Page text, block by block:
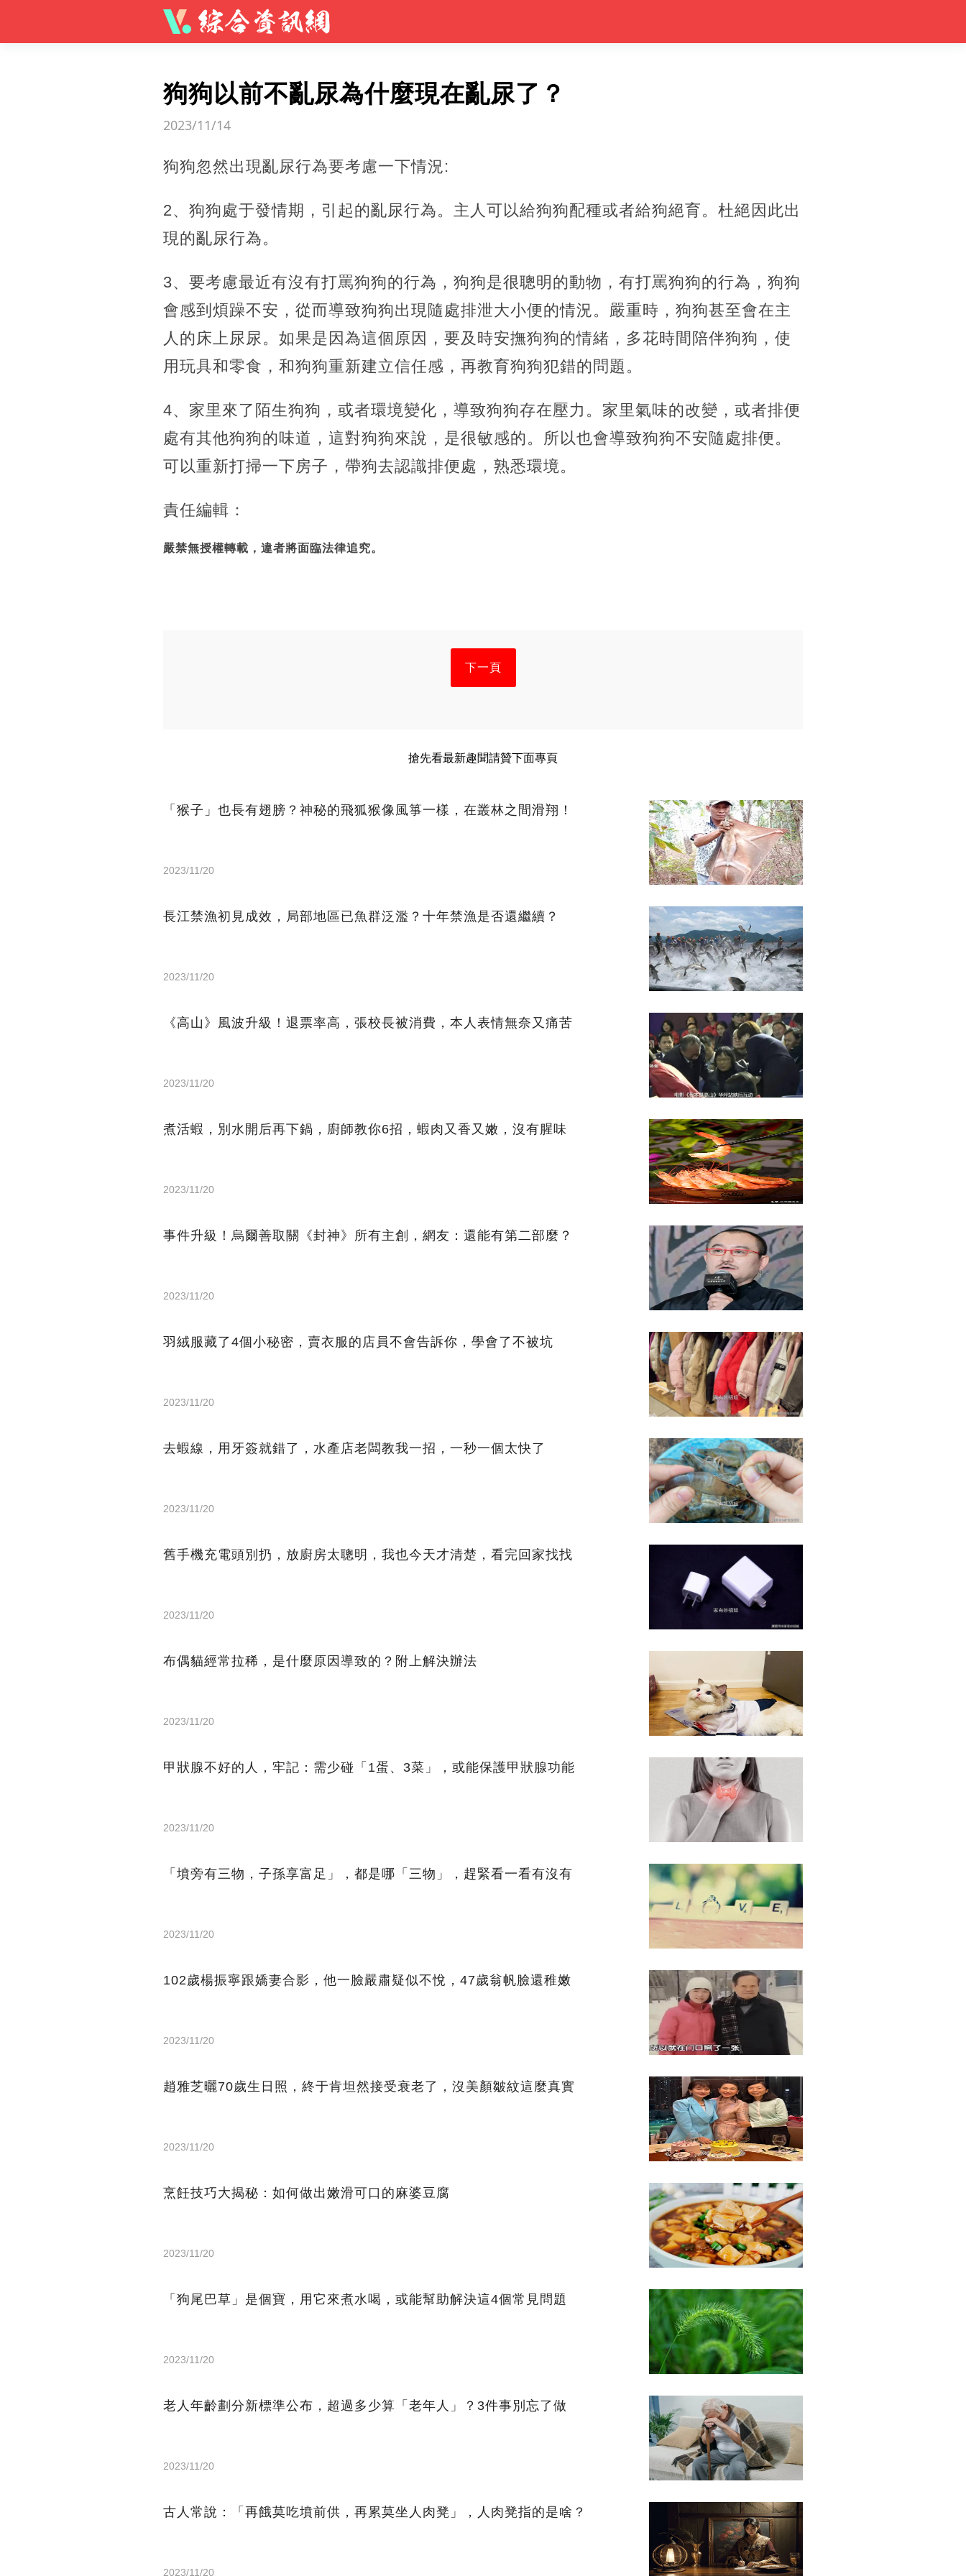
狗狗以前不亂尿為什麼現在亂尿了？
2023/11/14
狗狗忽然出現亂尿行為要考慮一下情況:
2、狗狗處于發情期，引起的亂尿行為。主人可以給狗狗配種或者給狗絕育。杜絕因此出
現的亂尿行為。
3、要考慮最近有沒有打罵狗狗的行為，狗狗是很聰明的動物，有打罵狗狗的行為，狗狗
會感到煩躁不安，從而導致狗狗出現隨處排泄大小便的情況。嚴重時，狗狗甚至會在主
人的床上尿尿。如果是因為這個原因，要及時安撫狗狗的情緒，多花時間陪伴狗狗，使
用玩具和零食，和狗狗重新建立信任感，再教育狗狗犯錯的問題。
4、家里來了陌生狗狗，或者環境變化，導致狗狗存在壓力。家里氣味的改變，或者排便
處有其他狗狗的味道，這對狗狗來說，是很敏感的。所以也會導致狗狗不安隨處排便。
可以重新打掃一下房子，帶狗去認識排便處，熟悉環境。
責任編輯：
嚴禁無授權轉載，違者將面臨法律追究。
下一頁
搶先看最新趣聞請贊下面專頁
「猴子」也長有翅膀？神秘的飛狐猴像風箏一樣，在叢林之間滑翔！
2023/11/20
長江禁漁初見成效，局部地區已魚群泛濫？十年禁漁是否還繼續？
2023/11/20
《高山》風波升級！退票率高，張校長被消費，本人表情無奈又痛苦
2023/11/20
煮活蝦，別水開后再下鍋，廚師教你6招，蝦肉又香又嫩，沒有腥味
2023/11/20
事件升級！烏爾善取關《封神》所有主創，網友：還能有第二部麼？
2023/11/20
羽絨服藏了4個小秘密，賣衣服的店員不會告訴你，學會了不被坑
2023/11/20
去蝦線，用牙簽就錯了，水產店老闆教我一招，一秒一個太快了
2023/11/20
舊手機充電頭別扔，放廚房太聰明，我也今天才清楚，看完回家找找
2023/11/20
布偶貓經常拉稀，是什麼原因導致的？附上解決辦法
2023/11/20
甲狀腺不好的人，牢記：需少碰「1蛋、3菜」，或能保護甲狀腺功能
2023/11/20
「墳旁有三物，子孫享富足」，都是哪「三物」，趕緊看一看有沒有
2023/11/20
102歲楊振寧跟嬌妻合影，他一臉嚴肅疑似不悅，47歲翁帆臉還稚嫩
2023/11/20
趙雅芝曬70歲生日照，終于肯坦然接受衰老了，沒美顏皺紋這麼真實
2023/11/20
烹飪技巧大揭秘：如何做出嫩滑可口的麻婆豆腐
2023/11/20
「狗尾巴草」是個寶，用它來煮水喝，或能幫助解決這4個常見問題
2023/11/20
老人年齡劃分新標準公布，超過多少算「老年人」？3件事別忘了做
2023/11/20
古人常說：「再餓莫吃墳前供，再累莫坐人肉凳」，人肉凳指的是啥？
2023/11/20